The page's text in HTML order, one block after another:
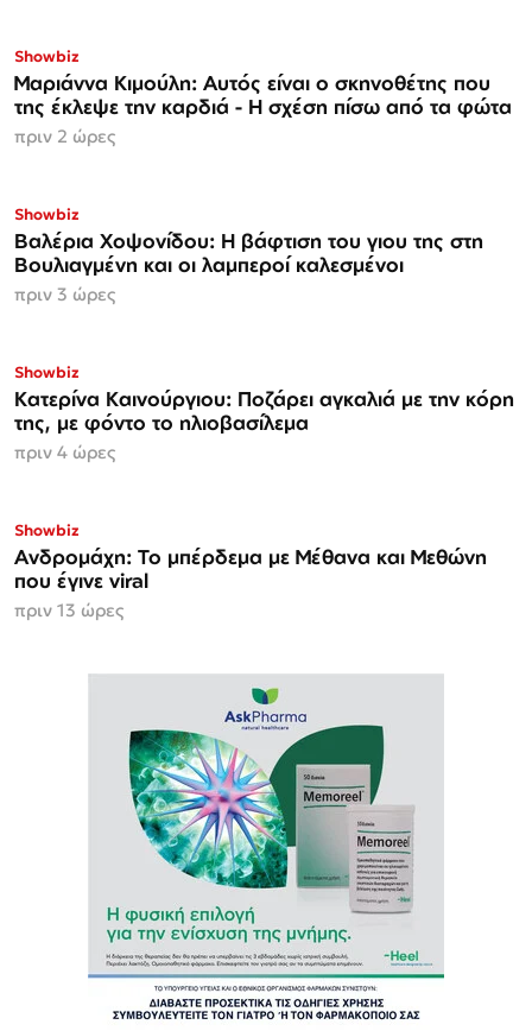
Showbiz
Μαριάννα Κιμούλη: Αυτός είναι ο σκηνοθέτης που
της έκλεψε την καρδιά - Η σχέση πίσω από τα φώτα
πριν 2 ώρες
Showbiz
Βαλέρια Χοψονίδου: Η βάφτιση του γιου της στη
Βουλιαγμένη και οι λαμπεροί καλεσμένοι
πριν 3 ώρες
Showbiz
Κατερίνα Καινούργιου: Ποζάρει αγκαλιά με την κόρη
της, με φόντο το ηλιοβασίλεμα
πριν 4 ώρες
Showbiz
Ανδρομάχη: Το μπέρδεμα με Μέθανα και Μεθώνη
που έγινε viral
πριν 13 ώρες